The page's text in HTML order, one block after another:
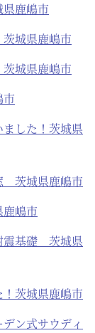
鹿嶋市
城県鹿嶋市
城県鹿嶋市
市
した！茨城県
茨城県鹿嶋市
嶋市
震基礎 茨城県
茨城県鹿嶋市
ン式サウディ